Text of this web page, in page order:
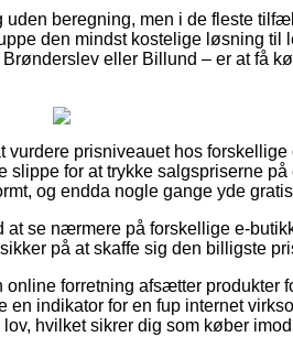
beregning, men i de fleste
den mindst kostelige løsning til
eller Billund – er at få
prisniveauet hos
for at trykke salgspriserne
og endda nogle gange yde
se nærmere på forskellige e-
på at skaffe sig den billigste
forretning afsætter produkter
indikator for en fup internet
hvilket sikrer dig som køber